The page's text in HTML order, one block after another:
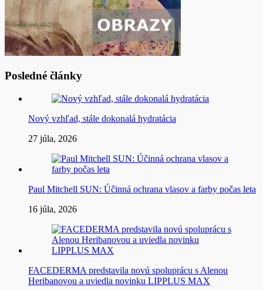
Posledné články
Nový vzhľad, stále dokonalá hydratácia
27 júla, 2026
Paul Mitchell SUN: Účinná ochrana vlasov a farby počas leta
16 júla, 2026
FACEDERMA predstavila novú spoluprácu s Alenou
Heribanovou a uviedla novinku LIPPLUS MAX